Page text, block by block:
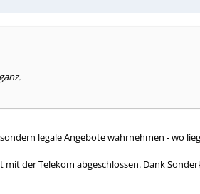
legale Angebote wahrnehmen - wo
der Telekom abgeschlossen. Dank